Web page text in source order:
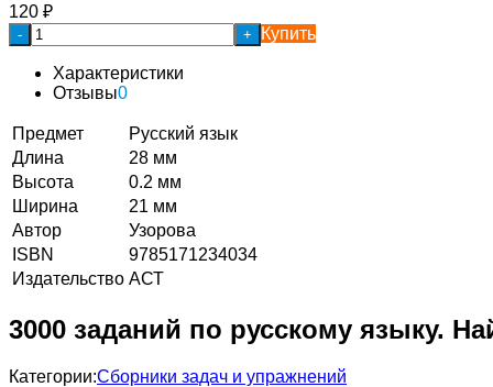
120 ₽
- + Купить
Характеристики
Отзывы0
Предмет
Русский язык
Длина
28 мм
Высота
0.2 мм
Ширина
21 мм
Автор
Узорова
ISBN
9785171234034
Издательство АСТ
3000 заданий по русскому языку.
Категории:Сборники задач и упражнений